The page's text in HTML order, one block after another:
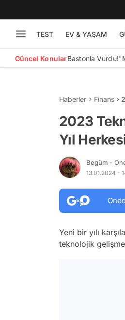
TEST EV & YAŞAM
Güncel KonularBastonla Vurdu!
Haberler Finans
2023
Yıl
Begüm -
13.01.2024 -
Yeni bir yılı
teknolojik